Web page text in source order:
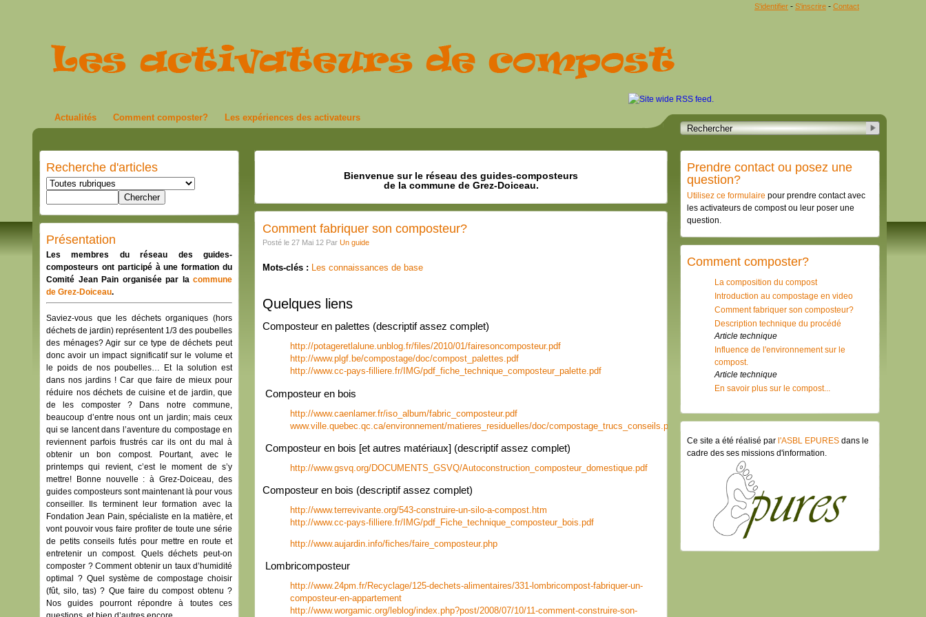
S'identifier - S'inscrire - Contact
Actualités Comment composter? Les expériences des activateurs
Recherche d'articles
Présentation
Les membres du réseau des guides-
composteurs ont participé à une formation du
Comité Jean Pain organisée par la commune
de Grez-Doiceau.
Saviez-vous que les déchets organiques (hors
déchets de jardin) représentent 1/3 des poubelles
des ménages? Agir sur ce type de déchets peut
donc avoir un impact significatif sur le volume et
le poids de nos poubelles… Et la solution est
dans nos jardins ! Car que faire de mieux pour
réduire nos déchets de cuisine et de jardin, que
de les composter ? Dans notre commune,
beaucoup d’entre nous ont un jardin; mais ceux
qui se lancent dans l’aventure du compostage en
reviennent parfois frustrés car ils ont du mal à
obtenir un bon compost. Pourtant, avec le
printemps qui revient, c’est le moment de s’y
mettre! Bonne nouvelle : à Grez-Doiceau, des
guides composteurs sont maintenant là pour vous
conseiller. Ils terminent leur formation avec la
Fondation Jean Pain, spécialiste en la matière, et
vont pouvoir vous faire profiter de toute une série
de petits conseils futés pour mettre en route et
entretenir un compost. Quels déchets peut-on
composter ? Comment obtenir un taux d’humidité
optimal ? Quel système de compostage choisir
(fût, silo, tas) ? Que faire du compost obtenu ?
Nos guides pourront répondre à toutes ces
Bienvenue sur le réseau des guides-composteurs
de la commune de Grez-Doiceau.
Comment fabriquer son composteur?
Posté le 27 Mai 12 Par Un guide
Mots-clés : Les connaissances de base
Quelques liens
Composteur en palettes (descriptif assez complet)
http://potageretlalune.unblog.fr/files/2010/01/fairesoncomposteur.pdf
http://www.plgf.be/compostage/doc/compost_palettes.pdf
http://www.cc-pays-filliere.fr/IMG/pdf_fiche_technique_composteur_palette.pdf
Composteur en bois
http://www.caenlamer.fr/iso_album/fabric_composteur.pdf
www.ville.quebec.qc.ca/environnement/matieres_residuelles/doc/compostage_trucs_conseils.pdf
Composteur en bois [et autres matériaux] (descriptif assez complet)
http://www.gsvq.org/DOCUMENTS_GSVQ/Autoconstruction_composteur_domestique.pdf
Composteur en bois (descriptif assez complet)
http://www.terrevivante.org/543-construire-un-silo-a-compost.htm
http://www.cc-pays-filliere.fr/IMG/pdf_Fiche_technique_composteur_bois.pdf
http://www.aujardin.info/fiches/faire_composteur.php
Lombricomposteur
http://www.24pm.fr/Recyclage/125-dechets-alimentaires/331-lombricompost-fabriquer-un-
composteur-en-appartement
http://www.worgamic.org/leblog/index.php?post/2008/07/10/11-comment-construire-son-
Prendre contact ou posez une
question?
Utilisez ce formulaire pour prendre contact avec
les activateurs de compost ou leur poser une
question.
Comment composter?
La composition du compost
Introduction au compostage en video
Comment fabriquer son composteur?
Description technique du procédé
Article technique
Influence de l'environnement sur le
compost.
Article technique
En savoir plus sur le compost...
Ce site a été réalisé par l'ASBL EPURES dans le
cadre des ses missions d'information.